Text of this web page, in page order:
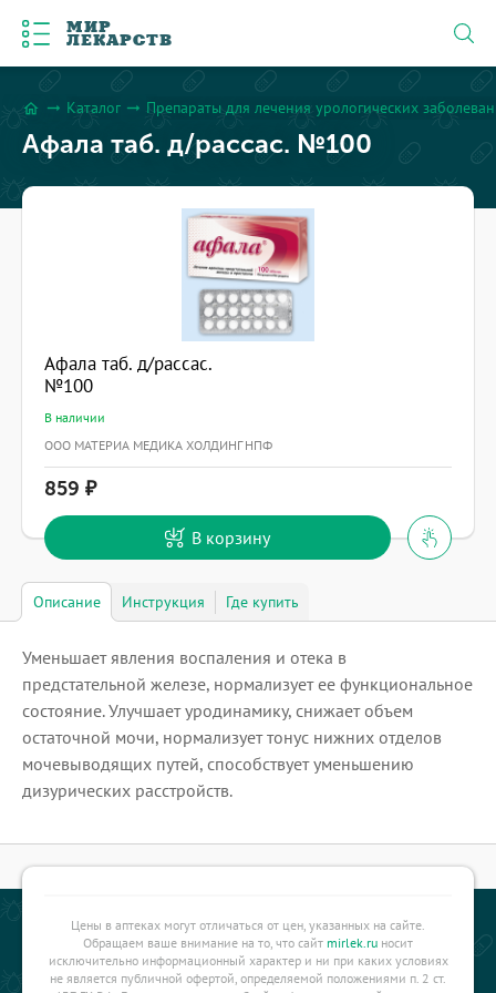
МИР
ЛЕКАРСТВ
home arrow_right_alt Каталог arrow_right_alt Препараты для лечения урологических
Афала таб. д/рассас. №100
Афала таб. д/рассас.
№100
В наличии
ООО МАТЕРИА МЕДИКА ХОЛДИНГ НПФ
859
В корзину
Описание Инструкция Где купить
Уменьшает явления воспаления и отека в
предстательной железе, нормализует ее функциональное
состояние. Улучшает уродинамику, снижает объем
остаточной мочи, нормализует тонус нижних отделов
мочевыводящих путей, способствует уменьшению
дизурических расстройств.
Цены в аптеках могут отличаться от цен, указанных на сайте.
Обращаем ваше внимание на то, что сайт mirlek.ru носит
исключительно информационный характер и ни при каких условиях
не является публичной офертой, определяемой положениями п. 2 ст.